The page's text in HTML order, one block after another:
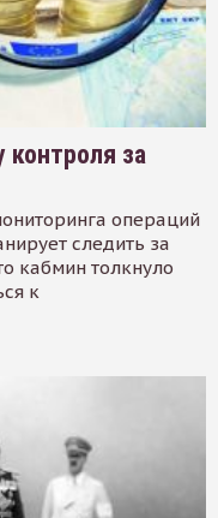
контроля за
операций
следить за
кабмин толкнуло
к